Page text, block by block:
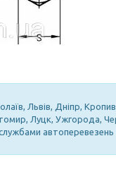
Львів, Дніпр,
Луцк, Ужгорода,